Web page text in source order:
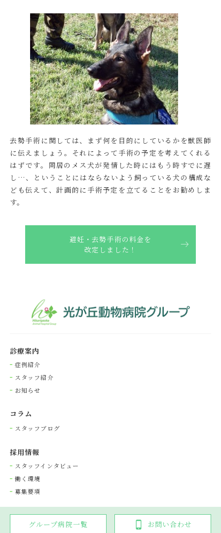
去勢手術に関しては、まず何を目的にしているかを獣医師
に伝えましょう。それによって手術の予定を考えてくれる
はずです。同居のメス犬が発情した時にはもう時すでに遅
し…、ということにはならないよう飼っている犬の構成な
ども伝えて、計画的に手術予定を立てることをお勧めしま
す。
避妊・去勢手術の料金を
改定しました！
診療案内
症例紹介
スタッフ紹介
お知らせ
コラム
スタッフブログ
採⽤情報
スタッフインタビュー
働く環境
募集要項
Copyright © 光が丘動物病院グループ. All rights reserved.
グループ病院一覧 お問い合わせ